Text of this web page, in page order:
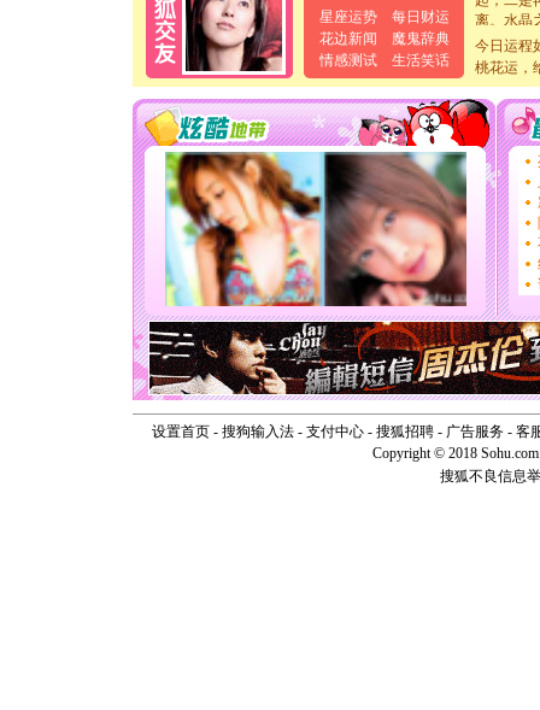
星座运势
每日财运
花边新闻
魔鬼辞典
情感测试
生活笑话
离。水晶
[元旦]当
泣，这痛
卖了。水
[春节]风
颜！冬去
道一声
[春节] 传
片叶子
送你一
[圣诞节]
你太多
要平安
[圣诞节]
能正大
天都要快
[圣诞节]
如意,快
[元旦]看
断电。爱
你是我专
[元旦]
如
起；二是
离。水晶
今日运程
桃花运，
设置首页- 搜狗输入法- 支付中心- 搜狐招聘- 广告服务- 客
Copyright © 2018
搜狐不良信息